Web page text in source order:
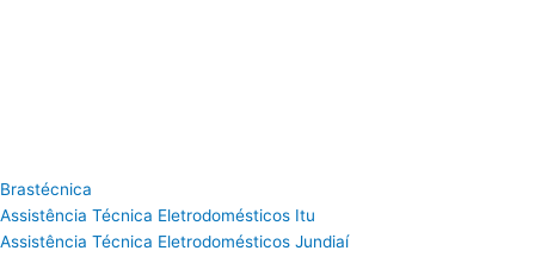
Brastécnica
Assistência Técnica Eletrodomésticos Itu
Assistência Técnica Eletrodomésticos Jundiaí